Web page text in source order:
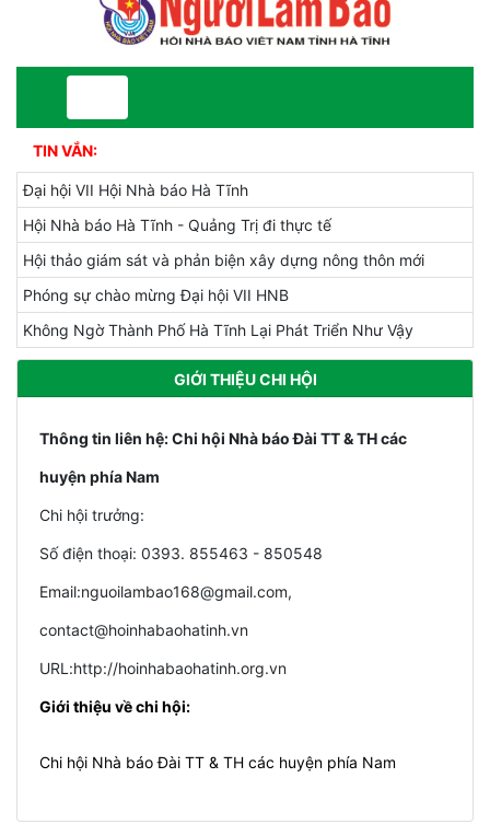
Đại hội VII Hội Nhà báo Hà Tĩnh
Hội Nhà báo Hà Tĩnh - Quảng Trị đi thực tế
Hội thảo giám sát và phản biện xây dựng nông thôn mới
Phóng sự chào mừng Đại hội VII HNB
Không Ngờ Thành Phố Hà Tĩnh Lại Phát Triển Như Vậy
GIỚI THIỆU CHI HỘI
Thông tin liên hệ: Chi hội Nhà báo Đài TT & TH các
huyện phía Nam
Chi hội trưởng:
Số điện thoại: 0393. 855463 - 850548
Email:nguoilambao168@gmail.com,
contact@hoinhabaohatinh.vn
URL:http://hoinhabaohatinh.org.vn
Giới thiệu về chi hội:
Chi hội Nhà báo Đài TT & TH các huyện phía Nam